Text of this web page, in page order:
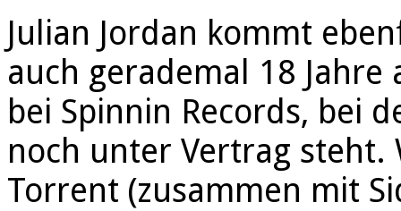
Julian Jordan kommt
auch gerademal 18
bei Spinnin Records, bei
noch unter Vertrag steht.
Torrent (zusammen mit